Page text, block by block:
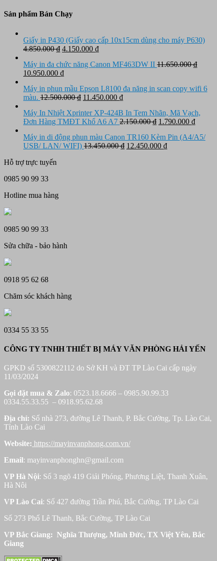
Sản phẩm Bán Chạy
Giấy in P430 (Giấy cao cấp 10x15cm dùng cho máy P630)
4.850.000₫ Giá
là:
4.850.000 ₫.
4.150.000 ₫Giá
tại
Máy in đa chức năng Canon MF463DW II 11.650.000₫
Giá
là:
11.650.000 ₫.
10.950.000 ₫Giá
tại
là:
Máy in phun mầu Epson L8100 đa năng in scan copy wifi 6
màu. 12.500.000₫ Giá
là:
12.500.000 ₫.
11.450.000 ₫Giá
tại
là:
Máy In Nhiệt Xprinter XP-424B In Tem Nhãn, Mã Vạch,
Đơn Hàng TMĐT Khổ A6 A7 2.150.000₫ Giá
là:
2.150.000 ₫.
1.790.000 ₫Giá
tại
Máy in di động phun màu Canon TR160 Kèm Pin (A4/A5/
USB/ LAN/ WIFI) 13.450.000₫ Giá
12.450.000 ₫Giá
Hỗ trợ trực tuyến
0985 90 99 33
Hotline mua hàng
0985 90 99 33
Sửa chữa - bảo hành
0918 95 62 68
Chăm sóc khách hàng
0334 55 33 55
CÔNG TY TNHH THIẾT BỊ MÁY VĂN PHÒNG HẢI YẾN
GPKD số 5300822112 do Sở KH và ĐT TP Lào Cai cấp ngày
11/03/2024
Gọi đặt mua & Zalo: 0523.18.6666 – 0985.90.99.33
0334.55.33.55 – 0918.95.62.68
Địa chỉ: Số nhà 273, đường Lê Thanh, P. Bắc Cường, Tp. Lào Cai,
Tỉnh Lào Cai
Website: https://mayinvanphong.com.vn/
Email: mayinvanphonghn@gmail.com
VP Hà Nội: Số 3 ngõ 419 Giải Phóng, Phương Liệt, Thanh Xuân,
Hà Nôi
VP Lào Cai: Số 427 đường Trần Phú, Bắc Cường, TP Lào Cai
Số 273 Phố Lê Thanh, Bắc Cường, TP Lào Cai
VP Bắc Giang: Nghĩa Thượng, Minh Đức, TX Việt Yên, Bắc
Giang